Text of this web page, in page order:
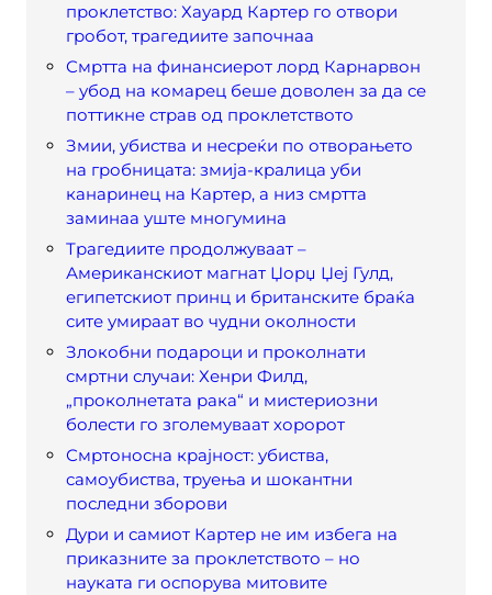
проклетство: Хауард Картер го отвори
гробот, трагедиите започнаа
Смртта на финансиерот лорд Карнарвон
– убод на комарец беше доволен за да се
поттикне страв од проклетството
Змии, убиства и несреќи по отворањето
на гробницата: змија-кралица уби
канаринец на Картер, а низ смртта
заминаа уште многумина
Трагедиите продолжуваат –
Американскиот магнат Џорџ Џеј Гулд,
египетскиот принц и британските браќа
сите умираат во чудни околности
Злокобни подароци и проколнати
смртни случаи: Хенри Филд,
„проколнетата рака“ и мистериозни
болести го зголемуваат хоророт
Смртоносна крајност: убиства,
самоубиства, труења и шокантни
последни зборови
Дури и самиот Картер не им избега на
приказните за проклетството – но
науката ги оспорува митовите